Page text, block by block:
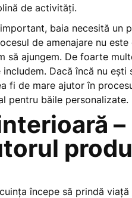
de activități.
baia necesită un
de amenajare nu
să ajungem. De foarte
Dacă încă nu
fi de mare ajutor în
pentru băile personalizate.
începe să prindă